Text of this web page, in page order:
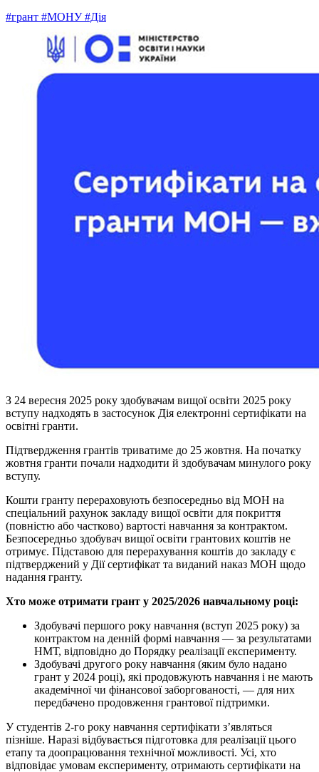
#грант #МОНУ#Дія
З 24 вересня 2025 року здобувачам вищої освіти 2025 року
вступу надходять в застосунок Дія електронні сертифікати на
освітні гранти.
Підтвердження грантів триватиме до 25 жовтня. На початку
жовтня гранти почали надходити й здобувачам минулого року
вступу.
Кошти гранту перераховують безпосередньо від МОН на
спеціальний рахунок закладу вищої освіти для покриття
(повністю або частково) вартості навчання за контрактом.
Безпосередньо здобувач вищої освіти грантових коштів не
отримує. Підставою для перерахування коштів до закладу є
підтверджений у Дії сертифікат та виданий наказ МОН щодо
надання гранту.
Хто може отримати грант у 2025/2026 навчальному році:
Здобувачі першого року навчання (вступ 2025 року) за
контрактом на денній формі навчання — за результатами
НМТ, відповідно до Порядку реалізації експерименту.
Здобувачі другого року навчання (яким було надано
грант у 2024 році), які продовжують навчання і не мають
академічної чи фінансової заборгованості, — для них
передбачено продовження грантової підтримки.
У студентів 2-го року навчання сертифікати з’являться
пізніше. Наразі відбувається підготовка для реалізації цього
етапу та доопрацювання технічної можливості. Усі, хто
відповідає умовам експерименту, отримають сертифікати на